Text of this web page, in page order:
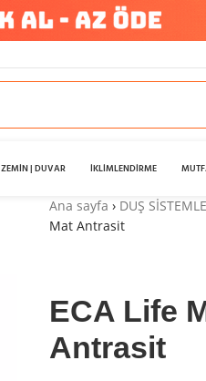
ZEMİN | DUVAR İKLİMLENDİRME
Ana sayfa › DUŞ
Mat Antrasit
ECA Life
Antrasit